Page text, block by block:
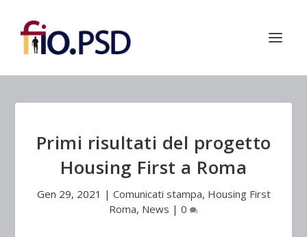
Primi risultati del progetto
Housing First a Roma
Gen 29, 2021 | Comunicati stampa, Housing First
Roma, News | 0